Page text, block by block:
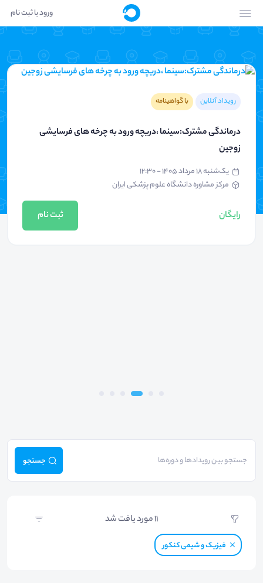
ورود یا ثبت نام
رویداد آنلاین با گواهینامه
درماندگی مشترک:سینما ،دریچه ورود به چرخه های فرسایشی
زوجین
یک‌شنبه ۱۸ مرداد ۱۴۰۵ - ۱۲:۳۰
مرکز مشاوره دانشگاه علوم پزشکی ایران
رایگان ثبت نام
جستجو
11مورد یافت شد
فیزیک و شیمی کنکور